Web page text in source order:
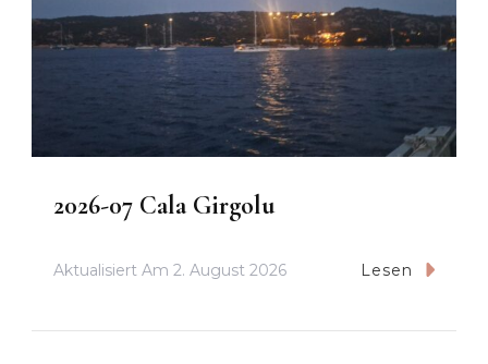
2026-07 Cala Girgolu
Aktualisiert Am 2. August 2026 Lesen